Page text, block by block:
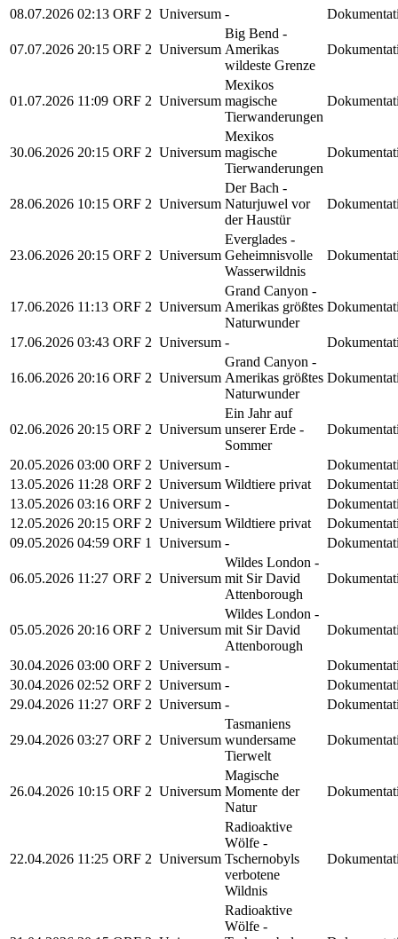
08.07.2026 02:13 ORF 2 Universum -
07.07.2026 20:15 ORF 2 Universum
Big Bend -
Amerikas
wildeste Grenze
01.07.2026 11:09 ORF 2 Universum
Mexikos
magische
Tierwanderungen
30.06.2026 20:15 ORF 2 Universum
Mexikos
magische
Tierwanderungen
28.06.2026 10:15 ORF 2 Universum
Der Bach -
Naturjuwel vor
der Haustür
23.06.2026 20:15 ORF 2 Universum
Everglades -
Geheimnisvolle
Wasserwildnis
17.06.2026 11:13 ORF 2 Universum
Grand Canyon -
Amerikas größtes
Naturwunder
17.06.2026 03:43 ORF 2 Universum -
16.06.2026 20:16 ORF 2 Universum
Grand Canyon -
Amerikas größtes
Naturwunder
02.06.2026 20:15 ORF 2 Universum
Ein Jahr auf
unserer Erde -
Sommer
20.05.2026 03:00 ORF 2 Universum -
13.05.2026 11:28 ORF 2 Universum Wildtiere privat
13.05.2026 03:16 ORF 2 Universum -
12.05.2026 20:15 ORF 2 Universum Wildtiere privat
09.05.2026 04:59 ORF 1 Universum -
06.05.2026 11:27 ORF 2 Universum
Wildes London -
mit Sir David
Attenborough
05.05.2026 20:16 ORF 2 Universum
Wildes London -
mit Sir David
Attenborough
30.04.2026 03:00 ORF 2 Universum -
30.04.2026 02:52 ORF 2 Universum -
29.04.2026 11:27 ORF 2 Universum -
29.04.2026 03:27 ORF 2 Universum
Tasmaniens
wundersame
Tierwelt
26.04.2026 10:15 ORF 2 Universum
Magische
Momente der
Natur
22.04.2026 11:25 ORF 2 Universum
Radioaktive
Wölfe -
Tschernobyls
verbotene
Wildnis
Radioaktive
Wölfe -